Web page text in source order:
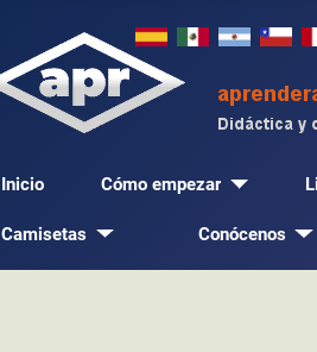
Inicio Cómo empezar
Camisetas Conócenos